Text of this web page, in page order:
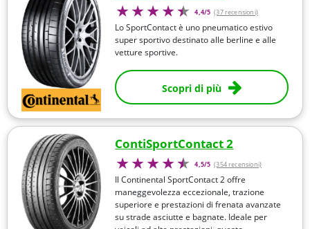
4,4/5 (37 recensioni)
Lo SportContact è uno pneumatico estivo
super sportivo destinato alle berline e alle
vetture sportive.
Scopri di più
ContiSportContact 2
4,5/5 (354 recensioni)
Il Continental SportContact 2 offre
maneggevolezza eccezionale, trazione
superiore e prestazioni di frenata avanzate
su strade asciutte e bagnate. Ideale per